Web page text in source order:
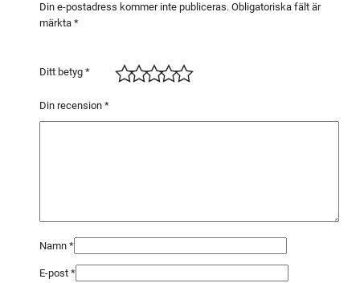
Din e-postadress kommer inte publiceras. Obligatoriska fält är
märkta *
Ditt betyg *
Din recension *
Namn *
E-post *